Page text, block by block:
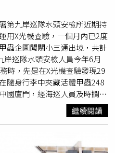
、品質管理及數位治理五大
、檢驗資訊通報及驗證管理機
調查建議持續精進食品安全管
製程及品質管理，提升食品安
類似事件再次發生。
第九岸巡隊水頭安檢所近期持
用X光機查驗，一個月內已2度
蟲企圖闖關小三通出境，共計
巡隊水頭安檢人員今年6月
時，先是在X光機查驗發現29
隨身行李中夾藏活體甲蟲248
國廈門，經海巡人員及時攔查
23日，水頭安檢人員執行小
用X光機查驗發現65歲的林姓
在隨身行李夾藏活體甲蟲83
國廈門，經海巡人員及時攔查
繼續閱讀